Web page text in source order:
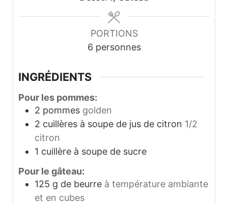
PORTIONS
6 personnes
INGRÉDIENTS
Pour les pommes:
2 pommes golden
2 cuillères à soupe de jus de citron 1/2
citron
1 cuillère à soupe de sucre
Pour le gâteau:
125 g de beurre à température ambiante
et en cubes